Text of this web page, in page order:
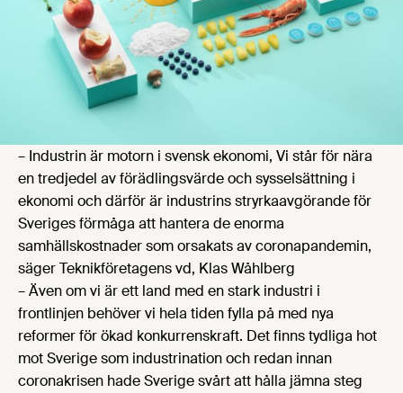
– Industrin är motorn i svensk ekonomi, Vi står för nära
en tredjedel av förädlingsvärde och sysselsättning i
ekonomi och därför är industrins stryrkaavgörande för
Sveriges förmåga att hantera de enorma
samhällskostnader som orsakats av coronapandemin,
säger Teknikföretagens vd, Klas Wåhlberg
– Även om vi är ett land med en stark industri i
frontlinjen behöver vi hela tiden fylla på med nya
reformer för ökad konkurrenskraft. Det finns tydliga hot
mot Sverige som industrination och redan innan
coronakrisen hade Sverige svårt att hålla jämna steg